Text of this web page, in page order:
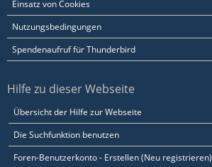
Einsatz von Cookies
Nutzungsbedingungen
Spendenaufruf für Thunderbird
Hilfe zu dieser Webseite
Übersicht der Hilfe zur Webseite
Die Suchfunktion benutzen
Foren-Benutzerkonto - Erstellen (Neu registrieren)